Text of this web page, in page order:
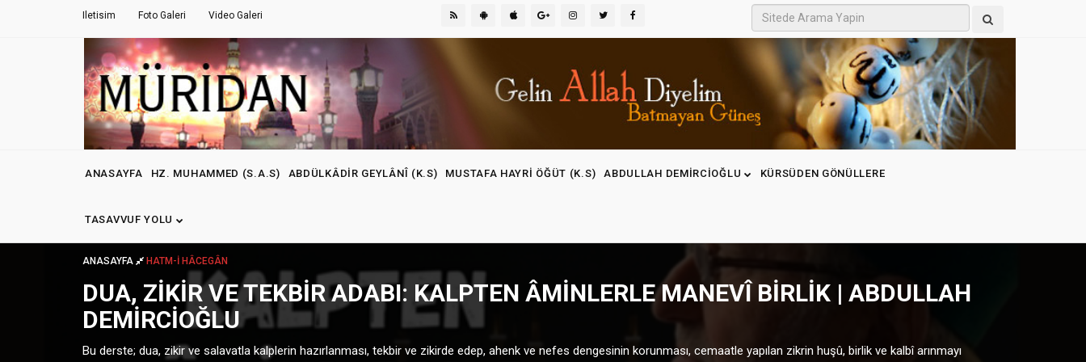
Iletisim Foto Galeri Video Galeri
ANASAYFA HZ. MUHAMMED (S.A.S) ABDÜLKÂDIR GEYLÂNÎ (K.S) MUSTAFA HAYRI ÖĞÜT (K.S) ABDULLAH DEMIRCIOĞLU KÜRSÜDEN GÖNÜLLERE
TASAVVUF YOLU
ANASAYFA HATM-I HÂCEGÂN
DUA, ZIKIR VE TEKBIR ADABI: KALPTEN ÂMINLERLE MANEVÎ BIRLIK | ABDULLAH
DEMIRCIOĞLU
Bu derste; dua, zikir ve salavatla kalplerin hazırlanması, tekbir ve zikirde edep, ahenk ve nefes dengesinin korunması, cemaatle yapılan zikrin huşû, birlik ve kalbî arınmayı